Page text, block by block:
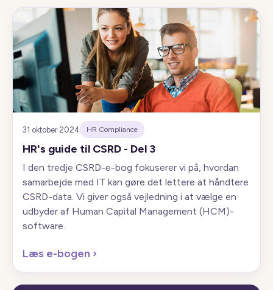
31 oktober 2024 HR Compliance
HR's guide til CSRD - Del 3
I den tredje CSRD-e-bog fokuserer vi på, hvordan
samarbejde med IT kan gøre det lettere at håndtere
CSRD-data. Vi giver også vejledning i at vælge en
udbyder af Human Capital Management (HCM)-
software.
Læs e-bogen ›